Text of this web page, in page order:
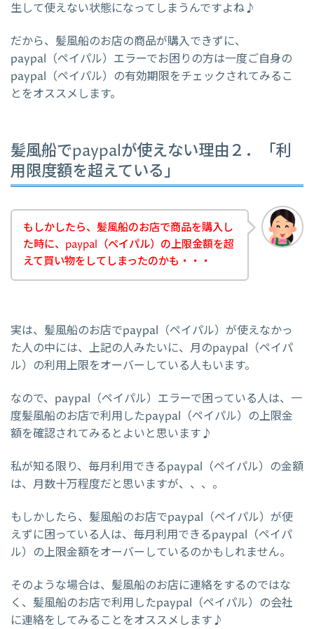
生して使えない状態になってしまうんですよね♪
だから、髪風船のお店の商品が購入できずに、
paypal（ペイパル）エラーでお困りの方は一度ご自身の
paypal（ペイパル）の有効期限をチェックされてみるこ
とをオススメします。
髪風船でpaypalが使えない理由２．「利
用限度額を超えている」
もしかしたら、髪風船のお店で商品を購入し
た時に、paypal（ペイパル）の上限金額を超
えて買い物をしてしまったのかも・・・
実は、髪風船のお店でpaypal（ペイパル）が使えなかっ
た人の中には、上記の人みたいに、月のpaypal（ペイパ
ル）の利用上限をオーバーしている人もいます。
なので、paypal（ペイパル）エラーで困っている人は、一
度髪風船のお店で利用したpaypal（ペイパル）の上限金
額を確認されてみるとよいと思います♪
私が知る限り、毎月利用できるpaypal（ペイパル）の金額
は、月数十万程度だと思いますが、、、。
もしかしたら、髪風船のお店でpaypal（ペイパル）が使
えずに困っている人は、毎月利用できるpaypal（ペイパ
ル）の上限金額をオーバーしているのかもしれません。
そのような場合は、髪風船のお店に連絡をするのではな
く、髪風船のお店で利用したpaypal（ペイパル）の会社
に連絡をしてみることをオススメします♪